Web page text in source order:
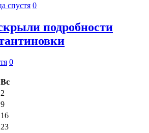
спустя 0
подробности
0
Вс
2
9
16
23